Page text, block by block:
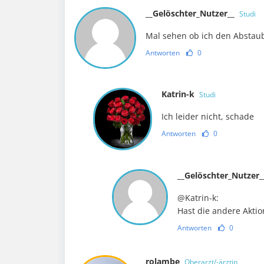
__Gelöschter_Nutzer__ Studi
Mal sehen ob ich den
Antworten 0
Katrin-k Studi
Ich leider nicht, schade
Antworten 0
@Katrin-k:
Hast die andere
Antworten 0
rolambe Oberarzt/-ärztin